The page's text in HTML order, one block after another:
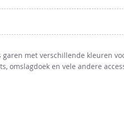
met verschillende kleuren
omslagdoek en vele andere